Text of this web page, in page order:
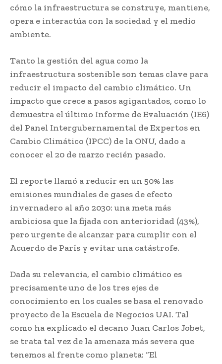
cómo la infraestructura se construye, mantiene,
opera e interactúa con la sociedad y el medio
ambiente.
Tanto la gestión del agua como la
infraestructura sostenible son temas clave para
reducir el impacto del cambio climático. Un
impacto que crece a pasos agigantados, como lo
demuestra el último Informe de Evaluación (IE6)
del Panel Intergubernamental de Expertos en
Cambio Climático (IPCC) de la ONU, dado a
conocer el 20 de marzo recién pasado.
El reporte llamó a reducir en un 50% las
emisiones mundiales de gases de efecto
invernadero al año 2030: una meta más
ambiciosa que la fijada con anterioridad (43%),
pero urgente de alcanzar para cumplir con el
Acuerdo de París y evitar una catástrofe.
Dada su relevancia, el cambio climático es
precisamente uno de los tres ejes de
conocimiento en los cuales se basa el renovado
proyecto de la Escuela de Negocios UAI. Tal
como ha explicado el decano Juan Carlos Jobet,
se trata tal vez de la amenaza más severa que
tenemos al frente como planeta: “El